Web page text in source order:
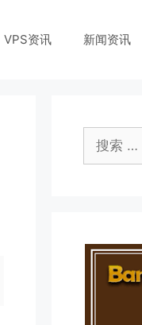
VPS资讯 新闻资讯
索：